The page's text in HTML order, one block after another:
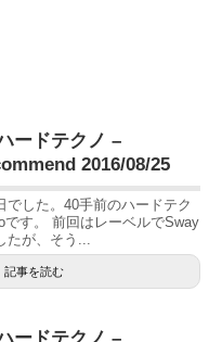
ードテクノ –
2016/08/25
でした。40手前のハードテク
です。 前回はレーベルでSway
が、そう...
記事を読む
ードテクノ –